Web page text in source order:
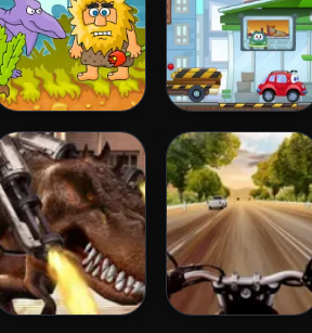
Adam and Eve Wheely 3